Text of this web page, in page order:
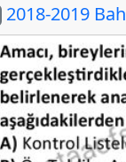
2018-2019